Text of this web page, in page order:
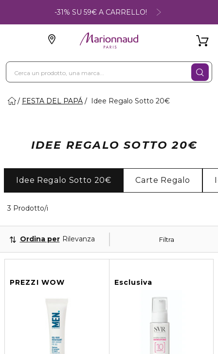
-31% SU 59€ A CARRELLO!
FESTA DEL PAPÁ Idee Regalo Sotto 20€
IDEE REGALO SOTTO 20€
Idee Regalo Sotto 20€ Carte Regalo
3 Prodotto/i
Filtra
Ordina per Rilevanza
PREZZI WOW Esclusiva